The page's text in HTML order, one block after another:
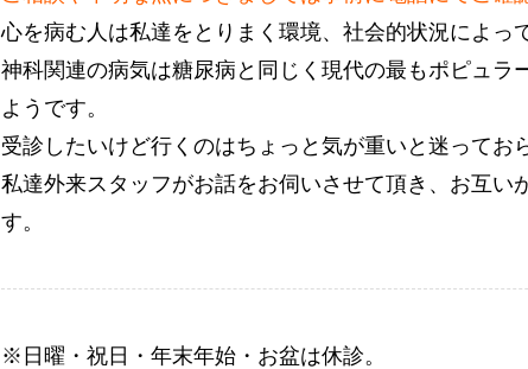
心を病む人は私達をとりまく環境、社会的状況によっ
神科関連の病気は糖尿病と同じく現代の最もポピュラ
ようです。
受診したいけど行くのはちょっと気が重いと迷ってお
私達外来スタッフがお話をお伺いさせて頂き、お互い
す。
※日曜・祝日・年末年始・お盆は休診。